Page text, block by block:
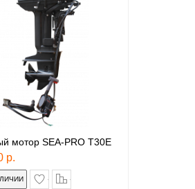
мотор SEA-PRO T30E
р.
в закладки